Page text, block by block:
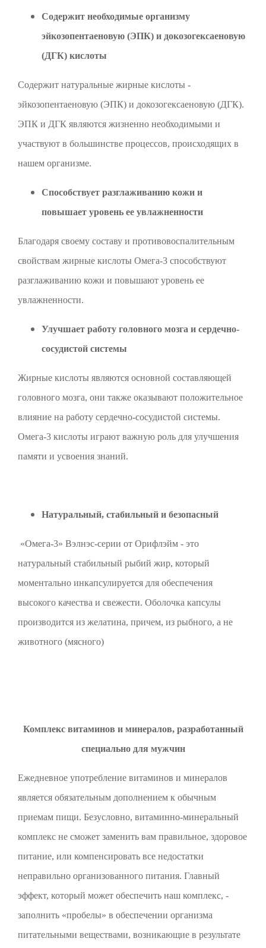
Содержит необходимые организму
эйкозопентаеновую (ЭПК) и докозогексаеновую
(ДГК) кислоты
Содержит натуральные жирные кислоты -
эйкозопентаеновую (ЭПК) и докозогексаеновую (ДГК).
ЭПК и ДГК являются жизненно необходимыми и
участвуют в большинстве процессов, происходящих в
нашем организме.
Способствует разглаживанию кожи и
повышает уровень ее увлажненности
Благодаря своему составу и противовоспалительным
свойствам жирные кислоты Омега-3 способствуют
разглаживанию кожи и повышают уровень ее
увлажненности.
Улучшает работу головного мозга и сердечно-
сосудистой системы
Жирные кислоты являются основной составляющей
головного мозга, они также оказывают положительное
влияние на работу сердечно-сосудистой системы.
Омега-3 кислоты играют важную роль для улучшения
памяти и усвоения знаний.
Натуральный, стабильный и безопасный
«Омега-3» Вэлнэс-серии от Орифлэйм - это
натуральный стабильный рыбий жир, который
моментально инкапсулируется для обеспечения
высокого качества и свежести. Оболочка капсулы
производится из желатина, причем, из рыбного, а не
животного (мясного)
Комплекс витаминов и минералов, разработанный
специально для мужчин
Ежедневное употребление витаминов и минералов
является обязательным дополнением к обычным
приемам пищи. Безусловно, витаминно-минеральный
комплекс не сможет заменить вам правильное, здоровое
питание, или компенсировать все недостатки
неправильно организованного питания. Главный
эффект, который может обеспечить наш комплекс, -
заполнить «пробелы» в обеспечении организма
питательными веществами, возникающие в результате